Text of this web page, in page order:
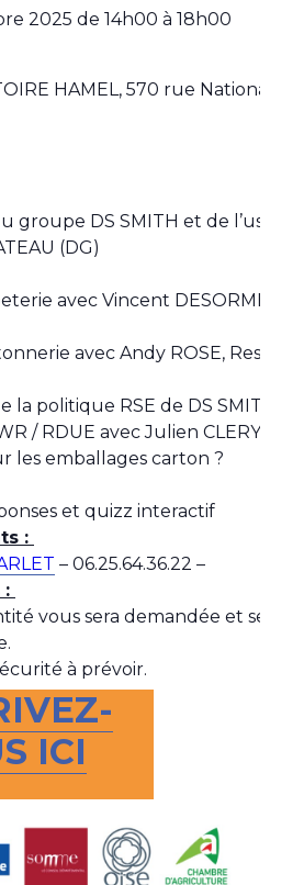
2025 de 14h00 à 18h00
HAMEL, 570 rue Nationale,
groupe DS SMITH et de l’usine
(DG)
avec Vincent
avec Andy ROSE,
la politique RSE de DS SMITH
/ RDUE avec Julien CLERY,
les emballages carton ?
et quizz interactif
:
– 06.25.64.36.22 –
:
vous sera demandée et sera à
à prévoir.
ICI